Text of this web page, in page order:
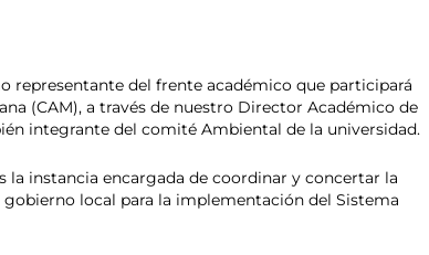
representante del frente académico que participará
(CAM), a través de nuestro Director Académico de
integrante del comité Ambiental de la universidad.
la instancia encargada de coordinar y concertar la
local para la implementación del Sistema